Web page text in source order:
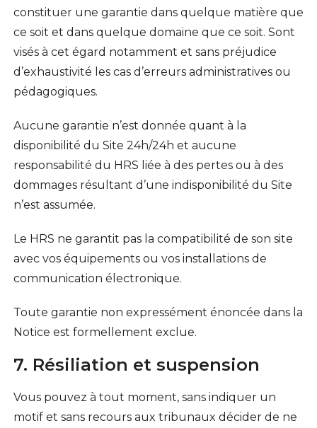
constituer une garantie dans quelque matière que
ce soit et dans quelque domaine que ce soit. Sont
visés à cet égard notamment et sans préjudice
d’exhaustivité les cas d’erreurs administratives ou
pédagogiques.
Aucune garantie n’est donnée quant à la
disponibilité du Site 24h/24h et aucune
responsabilité du HRS liée à des pertes ou à des
dommages résultant d’une indisponibilité du Site
n’est assumée.
Le HRS ne garantit pas la compatibilité de son site
avec vos équipements ou vos installations de
communication électronique.
Toute garantie non expressément énoncée dans la
Notice est formellement exclue.
7. Résiliation et suspension
Vous pouvez à tout moment, sans indiquer un
motif et sans recours aux tribunaux décider de ne